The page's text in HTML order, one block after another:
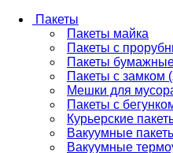
Пакеты
Пакеты майка
Пакеты с
Пакеты
Пакеты с замком
Мешки для
Пакеты с
Курьерские
Вакуумные
Вакуумные